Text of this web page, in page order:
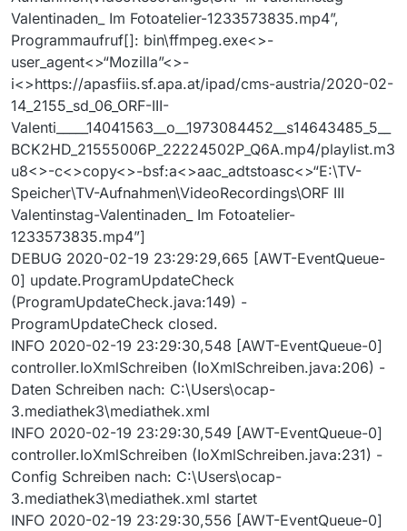
Valentinaden_ Im Fotoatelier-1233573835.mp4”,
Programmaufruf[]: bin\ffmpeg.exe<>-
user_agent<>“Mozilla”<>-
i<>https://apasfiis.sf.apa.at/ipad/cms-austria/2020-02-
14_2155_sd_06_ORF-III-
Valenti_____14041563__o__1973084452__s14643485_5__
BCK2HD_21555006P_22224502P_Q6A.mp4/playlist.m3
u8<>-c<>copy<>-bsf:a<>aac_adtstoasc<>“E:\TV-
Speicher\TV-Aufnahmen\VideoRecordings\ORF III
Valentinstag-Valentinaden_ Im Fotoatelier-
1233573835.mp4”]
DEBUG 2020-02-19 23:29:29,665 [AWT-EventQueue-
0] update.ProgramUpdateCheck
(ProgramUpdateCheck.java:149) -
ProgramUpdateCheck closed.
INFO 2020-02-19 23:29:30,548 [AWT-EventQueue-0]
controller.IoXmlSchreiben (IoXmlSchreiben.java:206) -
Daten Schreiben nach: C:\Users\ocap-
3.mediathek3\mediathek.xml
INFO 2020-02-19 23:29:30,549 [AWT-EventQueue-0]
controller.IoXmlSchreiben (IoXmlSchreiben.java:231) -
Config Schreiben nach: C:\Users\ocap-
3.mediathek3\mediathek.xml startet
INFO 2020-02-19 23:29:30,556 [AWT-EventQueue-0]